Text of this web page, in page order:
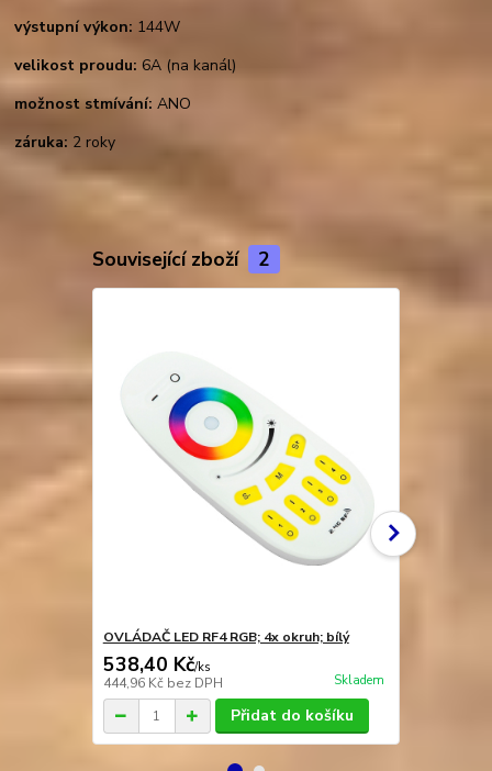
výstupní výkon: 144W
velikost proudu:6A (na kanál)
možnost stmívání: ANO
záruka: 2 roky
Související zboží 2
OVLÁDAČ LED RF4 RGB; 4x okruh; bílý
538,40 Kč/ks
444,96 Kč bez DPH Skladem
Přidat do košíku